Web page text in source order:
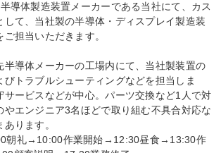
導体製造装置メーカーである当社にて、カス
して、当社製の半導体・ディスプレイ製造装
担当いただきます。
半導体メーカーの工場内にて、当社製装置の
びトラブルシューティングなどを担当しま
サービスなどが中心。パーツ交換など1人で対
やエンジニア3名ほどで取り組む不具合対応な
ります。
朝礼→10:00作業開始→12:30昼食→13:30作